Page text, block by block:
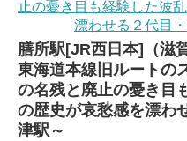
膳所駅[JR西日本]（滋
東海道本線旧ルートの
の名残と廃止の憂き目
の歴史が哀愁感を漂わ
津駅～